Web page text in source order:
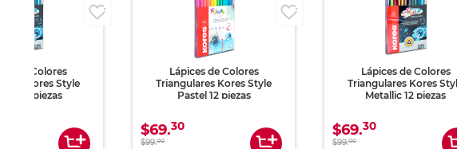
de Colores
Kores Style
12 piezas
Lápices de Colores
Triangulares Kores Style
Pastel 12 piezas
$69.30
$99.00
Lápices de Colores
Triangulares Kores
Metallic 12 piezas
$69.30
$99.00